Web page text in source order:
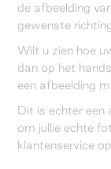
de afbeelding
gewenste
Wilt u zien hoe
dan op het
een afbeelding
Dit is echter een
om jullie echte
klantenservice